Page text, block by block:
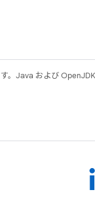
。Java および